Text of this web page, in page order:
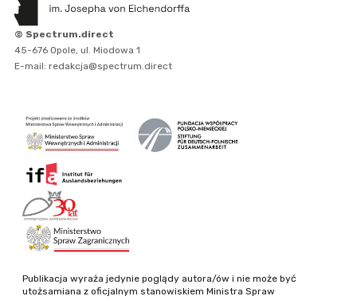
© Spectrum.direct
45-676 Opole, ul. Miodowa 1
E-mail: redakcja@spectrum.direct
Publikacja wyraża jedynie poglądy autora/ów i nie może być
utożsamiana z oficjalnym stanowiskiem Ministra Spraw